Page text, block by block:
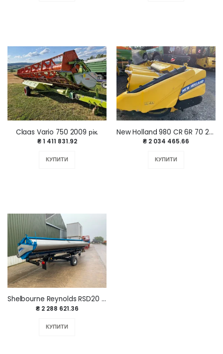
Claas Vario 750 2009 рік.
₴ 1 411 831.92
КУПИТИ
New Holland 980 CR 6R 70 2023 р.
₴ 2 034 465.66
КУПИТИ
Shelbourne Reynolds RSD20 2021 р.
₴ 2 288 621.36
КУПИТИ